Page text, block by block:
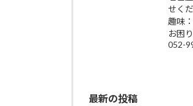
せく
趣味
お困
052-
最新の投稿